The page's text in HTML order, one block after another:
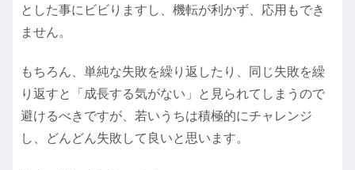
とした事にビビりますし、機転が利かず、応用もでき
ません。
もちろん、単純な失敗を繰り返したり、同じ失敗を繰
り返すと「成長する気がない」と見られてしまうので
避けるべきですが、若いうちは積極的にチャレンジ
し、どんどん失敗して良いと思います。